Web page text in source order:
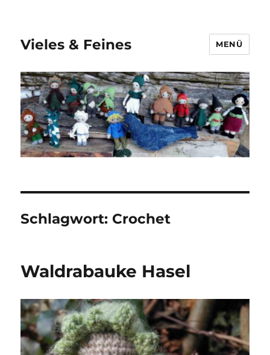
Vieles & Feines MENÜ
Schlagwort: Crochet
Waldrabauke Hasel